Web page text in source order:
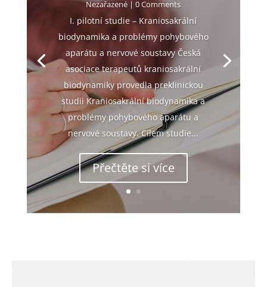
Nezařazené | 0 Comments
I. pilotní studie – Kraniosakrální
biodynamika a problémy pohybového
aparátu a nervové soustavy Česká
asociace terapeutů kraniosakrální
biodynamiky provedla preklinickou
studii Kraniosakrální biodynamika a
problémy pohybového aparátu a
nervové soustavy. Cílem studie...
Přečtěte si více